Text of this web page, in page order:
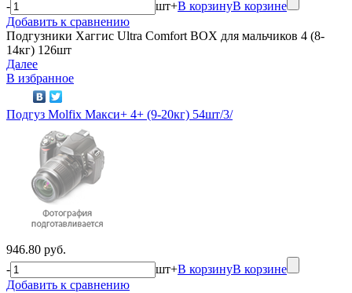
- шт+В корзинуВ корзине
Добавить к сравнению
Подгузники Хаггис Ultra Comfort BOX для мальчиков 4 (8-
14кг) 126шт
Далее
В избранное
Подгуз Molfix Макси+ 4+ (9-20кг) 54шт/3/
946.80 руб.
-
шт+В корзинуВ корзине
Добавить к сравнению